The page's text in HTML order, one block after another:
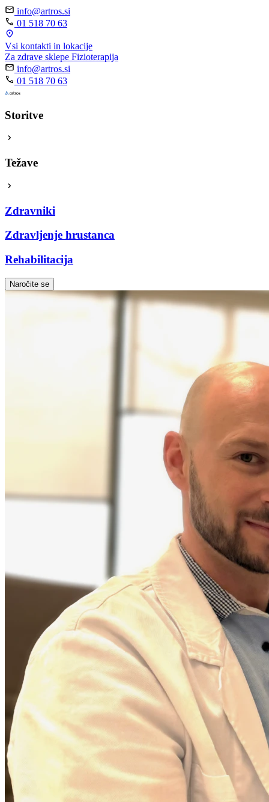
info@artros.si
01 518 70 63
Vsi kontakti in lokacije
Za zdrave sklepe Fizioterapija
info@artros.si
01 518 70 63
Storitve
Težave
Zdravniki
Zdravljenje hrustanca
Rehabilitacija
Naročite se